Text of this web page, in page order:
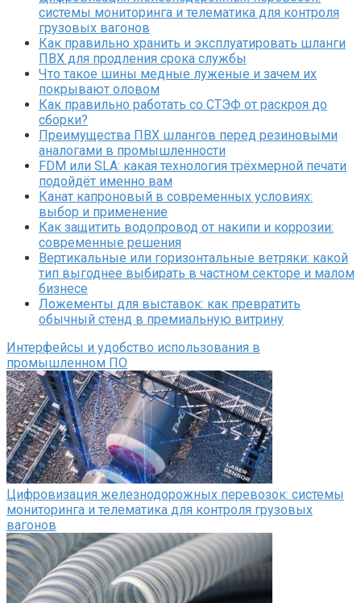
системы мониторинга и телематика для контроля
грузовых вагонов
Как правильно хранить и эксплуатировать шланги
ПВХ для продления срока службы
Что такое шины медные луженые и зачем их
покрывают оловом
Как правильно работать со СТЭФ от раскроя до
сборки?
Преимущества ПВХ шлангов перед резиновыми
аналогами в промышленности
FDM или SLA: какая технология трёхмерной печати
подойдёт именно вам
Канат капроновый в современных условиях:
выбор и применение
Как защитить водопровод от накипи и коррозии:
современные решения
Вертикальные или горизонтальные ветряки: какой
тип выгоднее выбирать в частном секторе и малом
бизнесе
Ложементы для выставок: как превратить
обычный стенд в премиальную витрину
Интерфейсы и удобство использования в
промышленном ПО
Цифровизация железнодорожных перевозок: системы
мониторинга и телематика для контроля грузовых
вагонов